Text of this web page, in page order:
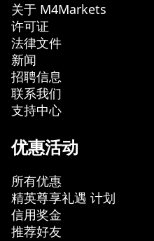
关于 M4Markets
许可证
法律文件
新闻
招聘信息
联系我们
支持中心
优惠活动
所有优惠
精英尊享礼遇 计划
信用奖金
推荐好友